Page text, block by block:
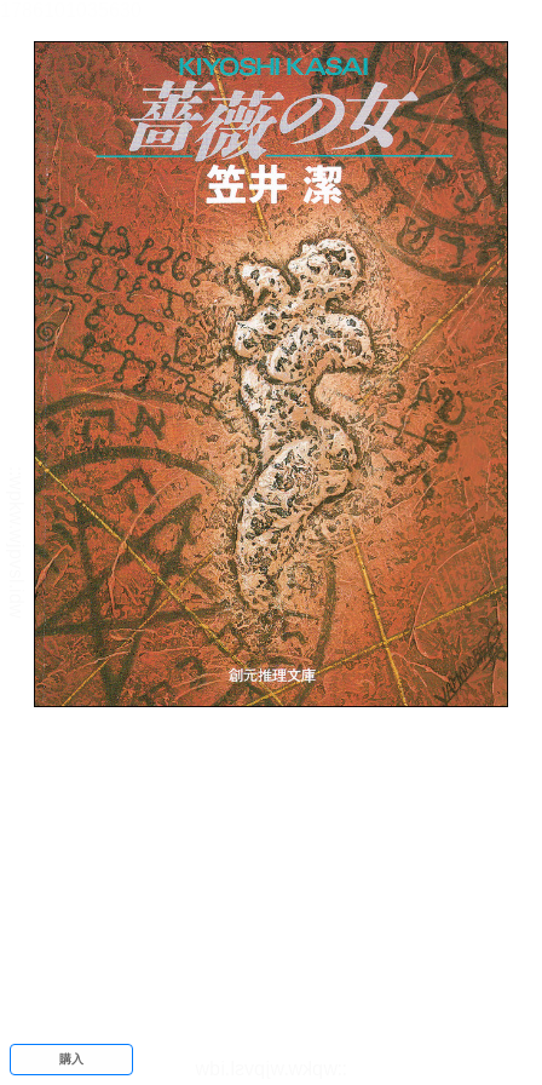
書誌情報
この作品の書誌情報を表示します。
目次・しおり・メモ
目次・しおり・メモを一覧で表示します。
本文検索
本文内から文字を検索します。
自動ページ送り
一定時間経つ毎に自動でページを送ります。
リーダー設定
文字サイズ、エフェクトの変更などを行います。